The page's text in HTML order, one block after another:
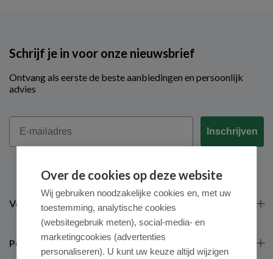
Schrijf je in voor onze nieuwsbrief
Ontvang als eerste de beste aanbiedingen en persoonlijk
advies
Email
Inschrijven
Veel gestelde vragen
Populaire merken
Over de cookies op deze website
Wij gebruiken noodzakelijke cookies en, met uw
toestemming, analytische cookies
(websitegebruik meten), social-media- en
marketingcookies (advertenties
personaliseren). U kunt uw keuze altijd wijzigen